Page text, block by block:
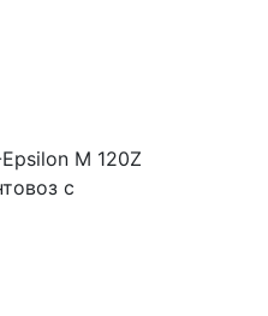
M 120Z
с